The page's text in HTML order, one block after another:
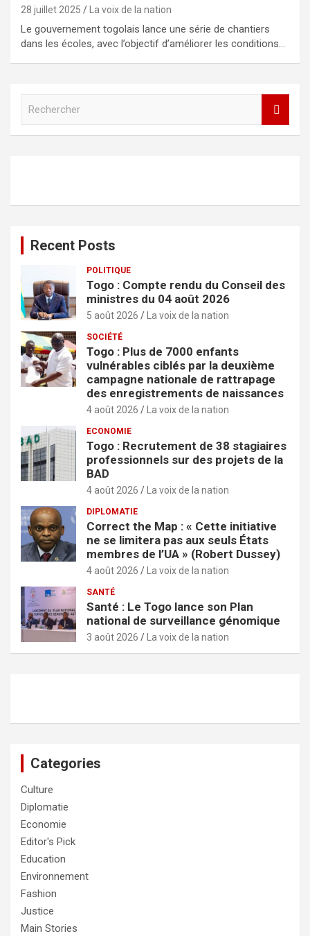
28 juillet 2025 La voix de la nation
Le gouvernement togolais lance une série de chantiers
dans les écoles, avec l’objectif d’améliorer les conditions…
h
Recent Posts
POLITIQUE
Togo : Compte rendu du Conseil des
ministres du 04 août 2026
5 août 2026 La voix de la nation
SOCIÉTÉ
Togo : Plus de 7000 enfants
vulnérables ciblés par la deuxième
campagne nationale de rattrapage
des enregistrements de naissances
4 août 2026 La voix de la nation
ECONOMIE
Togo : Recrutement de 38 stagiaires
professionnels sur des projets de la
BAD
4 août 2026 La voix de la nation
DIPLOMATIE
Correct the Map : « Cette initiative
ne se limitera pas aux seuls États
membres de l’UA » (Robert Dussey)
4 août 2026 La voix de la nation
SANTÉ
Santé : Le Togo lance son Plan
national de surveillance génomique
3 août 2026 La voix de la nation
Categories
Culture
Diplomatie
Economie
Editor's Pick
Education
Environnement
Fashion
Justice
Main Stories